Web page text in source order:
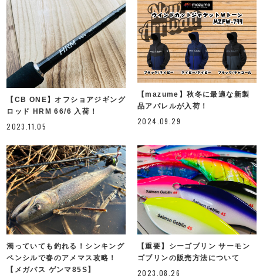
【CB ONE】オフショアジギング
ロッド HRM 66/6 入荷！
2023.11.05
【mazume】秋冬に最適な新製
品アパレルが入荷！
2024.09.29
濁っていても釣れる！シンキング
ペンシルで春のアメマス攻略！
【メガバス ゲンマ85S】
【重要】シーゴブリン サーモン
ゴブリンの販売方法について
2023.08.26